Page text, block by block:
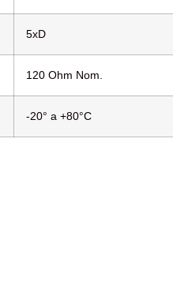
5xD
120 Ohm Nom.
-20° a +80°C